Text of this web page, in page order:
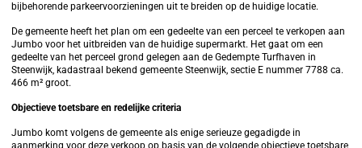
bijbehorende parkeervoorzieningen uit te breiden op de huidige locatie.
De gemeente heeft het plan om een gedeelte van een perceel te verkopen aan
Jumbo voor het uitbreiden van de huidige supermarkt. Het gaat om een
gedeelte van het perceel grond gelegen aan de Gedempte Turfhaven in
Steenwijk, kadastraal bekend gemeente Steenwijk, sectie E nummer 7788 ca.
466 m² groot.
Objectieve toetsbare en redelijke criteria
Jumbo komt volgens de gemeente als enige serieuze gegadigde in
aanmerking voor deze verkoop op basis van de volgende objectieve toetsbare